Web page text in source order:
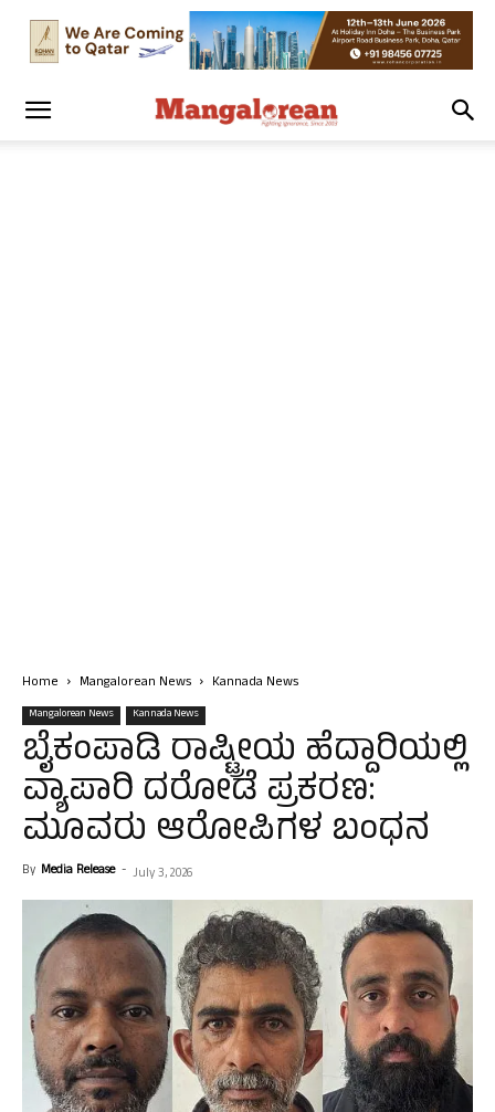
Home Mangalorean News Kannada News
Mangalorean News Kannada News
ಬೈಕಂಪಾಡಿ ರಾಷ್ಟ್ರೀಯ ಹೆದ್ದಾರಿಯಲ್ಲಿ
ವ್ಯಾಪಾರಿ ದರೋಡೆ ಪ್ರಕರಣ:
ಮೂವರು ಆರೋಪಿಗಳ ಬಂಧನ
By Media Release - July 3, 2026